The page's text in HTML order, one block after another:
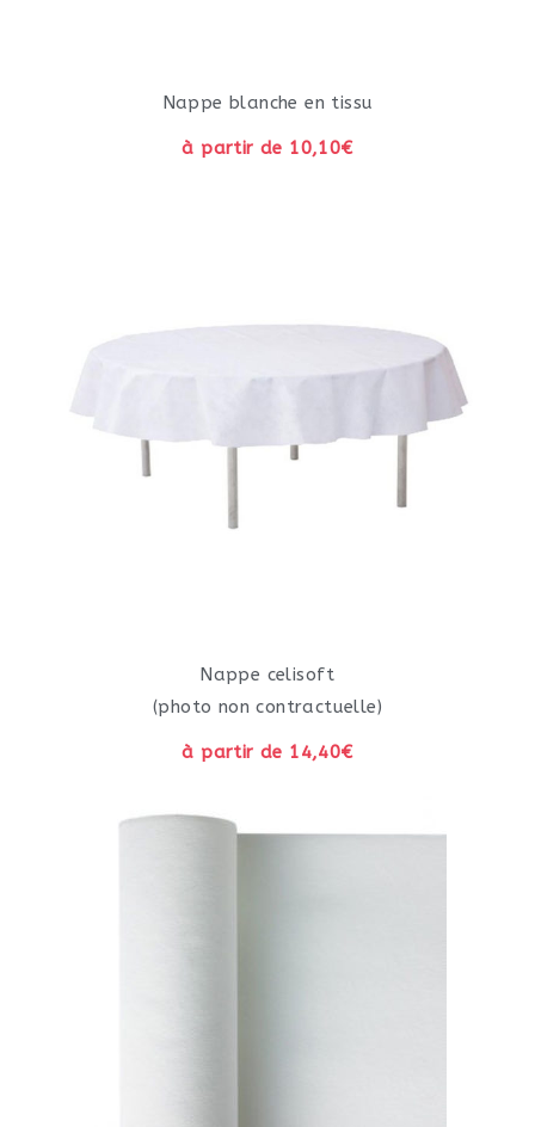
Nappe blanche en tissu
à partir de 10,10€
Nappe celisoft
(photo non contractuelle)
à partir de 14,40€